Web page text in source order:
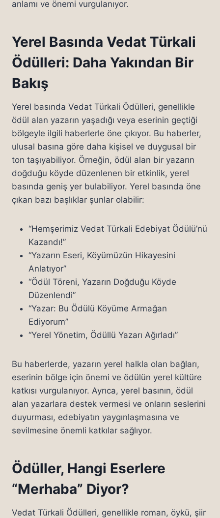
anlamı ve önemi vurgulanıyor.
Yerel Basında Vedat Türkali
Ödülleri: Daha Yakından Bir
Bakış
Yerel basında Vedat Türkali Ödülleri, genellikle
ödül alan yazarın yaşadığı veya eserinin geçtiği
bölgeyle ilgili haberlerle öne çıkıyor. Bu haberler,
ulusal basına göre daha kişisel ve duygusal bir
ton taşıyabiliyor. Örneğin, ödül alan bir yazarın
doğduğu köyde düzenlenen bir etkinlik, yerel
basında geniş yer bulabiliyor. Yerel basında öne
çıkan bazı başlıklar şunlar olabilir:
“Hemşerimiz Vedat Türkali Edebiyat Ödülü’nü
Kazandı!”
“Yazarın Eseri, Köyümüzün Hikayesini
Anlatıyor”
“Ödül Töreni, Yazarın Doğduğu Köyde
Düzenlendi”
“Yazar: Bu Ödülü Köyüme Armağan
Ediyorum”
“Yerel Yönetim, Ödüllü Yazarı Ağırladı”
Bu haberlerde, yazarın yerel halkla olan bağları,
eserinin bölge için önemi ve ödülün yerel kültüre
katkısı vurgulanıyor. Ayrıca, yerel basının, ödül
alan yazarlara destek vermesi ve onların seslerini
duyurması, edebiyatın yaygınlaşmasına ve
sevilmesine önemli katkılar sağlıyor.
Ödüller, Hangi Eserlere
“Merhaba” Diyor?
Vedat Türkali Ödülleri, genellikle roman, öykü, şiir